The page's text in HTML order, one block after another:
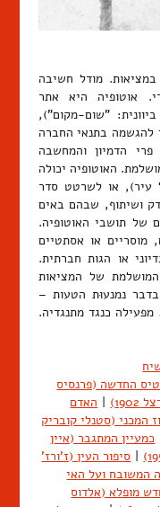
מודל חשיבה
אוטופיה היא אתר
"שום-מקום"),
להגשמה בתנאי החברה
הדמיון והמחשבה
האוטופיה יכולה
עיר), או לשרטט סדר
ושיתוף, שבהם באים
של תושבי האוטופיה.
מוסריים או אסתטיים
או הגות חברתית.
של המציאות
נמנעוּת הטעות –
כנגד מתנגדיה.
החדשה (פרנסיס
| האדם
המכני (סטנלי קובריק
כמעיין המתגבר (איין
| סיפור העין (ז'ורז'
המשובח ועל האי
מופלא (אלדוס